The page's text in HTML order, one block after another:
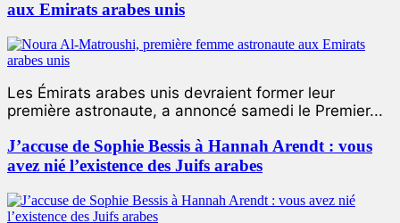
aux Emirats arabes unis
Les Émirats arabes unis devraient former leur
première astronaute, a annoncé samedi le Premier...
J’accuse de Sophie Bessis à Hannah Arendt : vous
avez nié l’existence des Juifs arabes